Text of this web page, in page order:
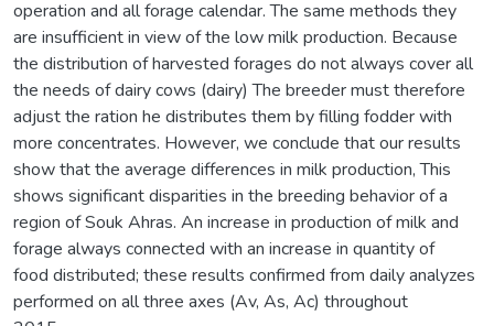
operation and all forage calendar. The same methods they
are insufficient in view of the low milk production. Because
the distribution of harvested forages do not always cover all
the needs of dairy cows (dairy) The breeder must therefore
adjust the ration he distributes them by filling fodder with
more concentrates. However, we conclude that our results
show that the average differences in milk production, This
shows significant disparities in the breeding behavior of a
region of Souk Ahras. An increase in production of milk and
forage always connected with an increase in quantity of
food distributed; these results confirmed from daily analyzes
performed on all three axes (Av, As, Ac) throughout